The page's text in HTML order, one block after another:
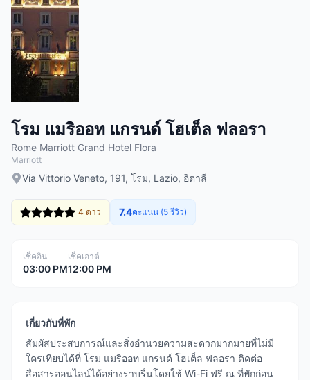
โรม แมริออท แกรนด์ โฮเต็ล ฟลอรา
Rome Marriott Grand Hotel Flora
Marriott
Via Vittorio Veneto, 191, โรม, Lazio, อิตาลี
4 ดาว 7.4คะแนน (5 รีวิว)
เช็คอิน
03:00 PM
เช็คเอาต์
12:00 PM
เกี่ยวกับที่พัก
สัมผัสประสบการณ์และสิ่งอำนวยความสะดวกมากมายที่ไม่มี
ใครเทียบได้ที่ โรม แมริออท แกรนด์ โฮเต็ล ฟลอรา ติดต่อ
สื่อสารออนไลน์ได้อย่างราบรื่นโดยใช้ Wi-Fi ฟรี ณ ที่พักก่อน